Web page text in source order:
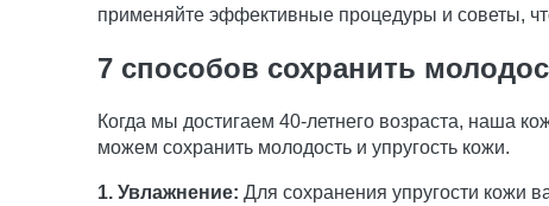
применяйте эффективные процедуры и советы,
7 способов сохранить
Когда мы достигаем 40-летнего возраста, наша
можем сохранить молодость и упругость кожи.
1. Увлажнение: Для сохранения упругости кожи